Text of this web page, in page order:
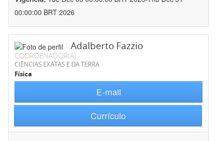
00:00:00 BRT 2026
Adalberto Fazzio
COORDENADOR(A)
CIÊNCIAS EXATAS E DA TERRA
Física
E-mail
Currículo